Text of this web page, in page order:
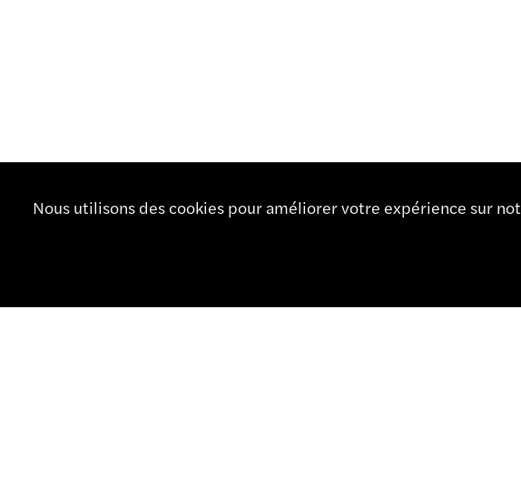
Nous utilisons des cookies pour améliorer votre expérience sur